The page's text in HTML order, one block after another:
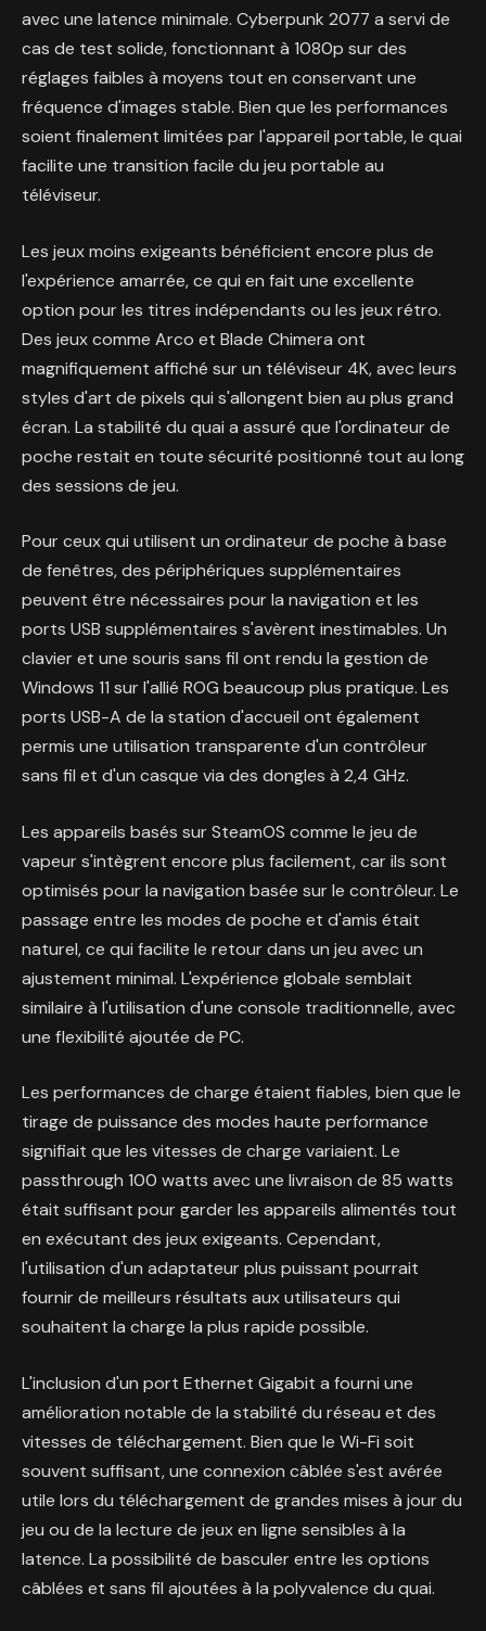
avec une latence minimale. Cyberpunk 2077 a servi de
cas de test solide, fonctionnant à 1080p sur des
réglages faibles à moyens tout en conservant une
fréquence d'images stable. Bien que les performances
soient finalement limitées par l'appareil portable, le quai
facilite une transition facile du jeu portable au
téléviseur.
Les jeux moins exigeants bénéficient encore plus de
l'expérience amarrée, ce qui en fait une excellente
option pour les titres indépendants ou les jeux rétro.
Des jeux comme Arco et Blade Chimera ont
magnifiquement affiché sur un téléviseur 4K, avec leurs
styles d'art de pixels qui s'allongent bien au plus grand
écran. La stabilité du quai a assuré que l'ordinateur de
poche restait en toute sécurité positionné tout au long
des sessions de jeu.
Pour ceux qui utilisent un ordinateur de poche à base
de fenêtres, des périphériques supplémentaires
peuvent être nécessaires pour la navigation et les
ports USB supplémentaires s'avèrent inestimables. Un
clavier et une souris sans fil ont rendu la gestion de
Windows 11 sur l'allié ROG beaucoup plus pratique. Les
ports USB-A de la station d'accueil ont également
permis une utilisation transparente d'un contrôleur
sans fil et d'un casque via des dongles à 2,4 GHz.
Les appareils basés sur SteamOS comme le jeu de
vapeur s'intègrent encore plus facilement, car ils sont
optimisés pour la navigation basée sur le contrôleur. Le
passage entre les modes de poche et d'amis était
naturel, ce qui facilite le retour dans un jeu avec un
ajustement minimal. L'expérience globale semblait
similaire à l'utilisation d'une console traditionnelle, avec
une flexibilité ajoutée de PC.
Les performances de charge étaient fiables, bien que le
tirage de puissance des modes haute performance
signifiait que les vitesses de charge variaient. Le
passthrough 100 watts avec une livraison de 85 watts
était suffisant pour garder les appareils alimentés tout
en exécutant des jeux exigeants. Cependant,
l'utilisation d'un adaptateur plus puissant pourrait
fournir de meilleurs résultats aux utilisateurs qui
souhaitent la charge la plus rapide possible.
L'inclusion d'un port Ethernet Gigabit a fourni une
amélioration notable de la stabilité du réseau et des
vitesses de téléchargement. Bien que le Wi-Fi soit
souvent suffisant, une connexion câblée s'est avérée
utile lors du téléchargement de grandes mises à jour du
jeu ou de la lecture de jeux en ligne sensibles à la
latence. La possibilité de basculer entre les options
câblées et sans fil ajoutées à la polyvalence du quai.